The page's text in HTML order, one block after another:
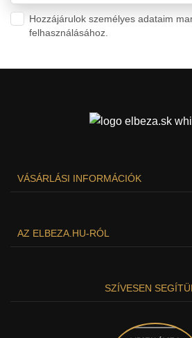
Hozzájárulok személyes adataim
felhasználásához.
VÁSÁRLÁSI INFORMÁCIÓK
AZ ELBEZA.HU-RÓL
SZÍVESEN